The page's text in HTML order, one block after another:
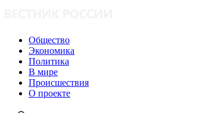
Общество
Экономика
Политика
В мире
Происшествия
О проекте